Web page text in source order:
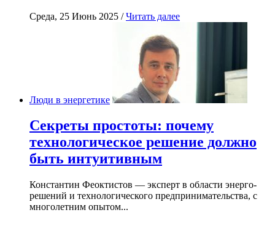
Среда, 25 Июнь 2025 /Читать далее
Люди в энергетике
Секреты простоты: почему
технологическое решение должно
быть интуитивным
Константин Феоктистов — эксперт в области энерго-
решений и технологического предпринимательства, с
многолетним опытом...